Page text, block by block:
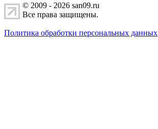
© 2009 - 2026 san09.ru
Все права защищены.
Политика обработки персональных данных